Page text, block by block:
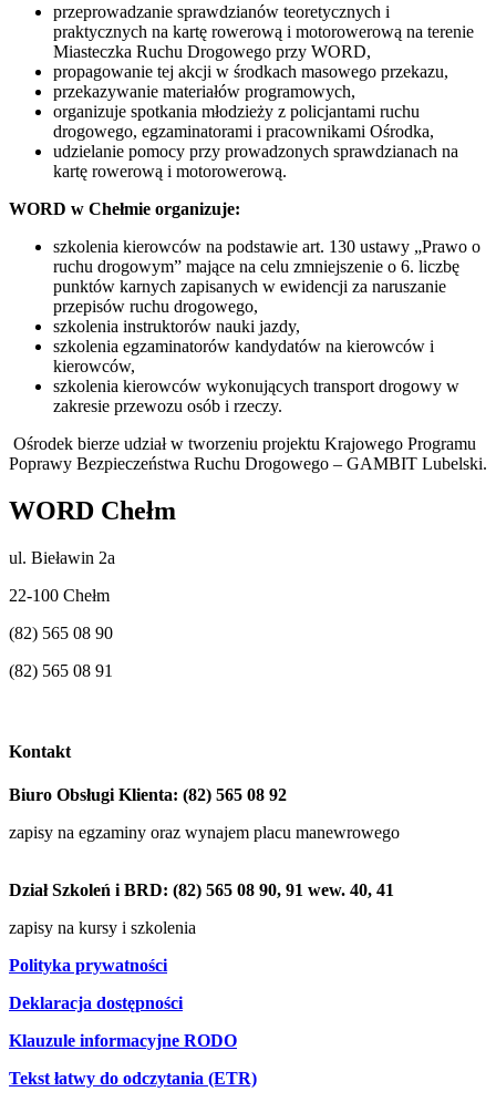
przeprowadzanie sprawdzianów teoretycznych i
praktycznych na kartę rowerową i motorowerową na terenie
Miasteczka Ruchu Drogowego przy WORD,
propagowanie tej akcji w środkach masowego przekazu,
przekazywanie materiałów programowych,
organizuje spotkania młodzieży z policjantami ruchu
drogowego, egzaminatorami i pracownikami Ośrodka,
udzielanie pomocy przy prowadzonych sprawdzianach na
kartę rowerową i motorowerową.
WORD w Chełmie organizuje:
szkolenia kierowców na podstawie art. 130 ustawy „Prawo o
ruchu drogowym” mające na celu zmniejszenie o 6. liczbę
punktów karnych zapisanych w ewidencji za naruszanie
przepisów ruchu drogowego,
szkolenia instruktorów nauki jazdy,
szkolenia egzaminatorów kandydatów na kierowców i
kierowców,
szkolenia kierowców wykonujących transport drogowy w
zakresie przewozu osób i rzeczy.
Ośrodek bierze udział w tworzeniu projektu Krajowego Programu
Poprawy Bezpieczeństwa Ruchu Drogowego – GAMBIT Lubelski.
WORD Chełm
ul. Bieławin 2a
22-100 Chełm
(82) 565 08 90
(82) 565 08 91
Kontakt
Biuro Obsługi Klienta: (82) 565 08 92
zapisy na egzaminy oraz wynajem placu manewrowego
Dział Szkoleń i BRD: (82) 565 08 90, 91 wew. 40, 41
zapisy na kursy i szkolenia
Polityka prywatności
Deklaracja dostępności
Klauzule informacyjne RODO
Tekst łatwy do odczytania (ETR)